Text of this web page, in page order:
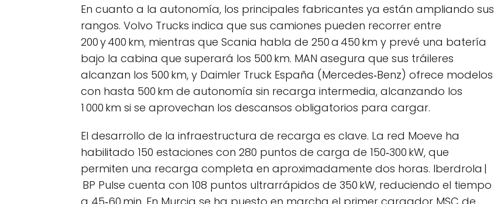
En cuanto a la autonomía, los principales fabricantes ya están ampliando sus
rangos. Volvo Trucks indica que sus camiones pueden recorrer entre
200 y 400 km, mientras que Scania habla de 250 a 450 km y prevé una batería
bajo la cabina que superará los 500 km. MAN asegura que sus tráileres
alcanzan los 500 km, y Daimler Truck España (Mercedes‑Benz) ofrece modelos
con hasta 500 km de autonomía sin recarga intermedia, alcanzando los
1 000 km si se aprovechan los descansos obligatorios para cargar.
El desarrollo de la infraestructura de recarga es clave. La red Moeve ha
habilitado 150 estaciones con 280 puntos de carga de 150‑300 kW, que
permiten una recarga completa en aproximadamente dos horas. Iberdrola |
BP Pulse cuenta con 108 puntos ultrarrápidos de 350 kW, reduciendo el tiempo